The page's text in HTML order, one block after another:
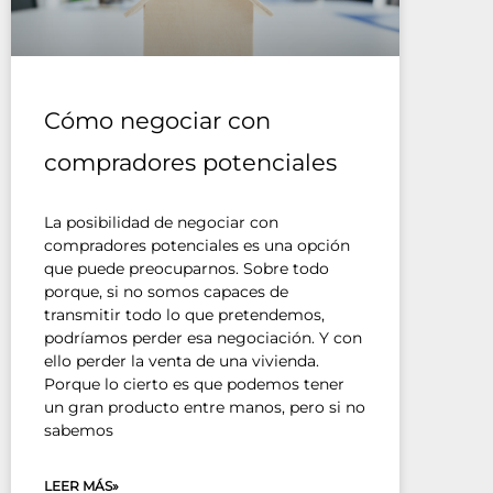
Cómo negociar con
compradores potenciales
La posibilidad de negociar con
compradores potenciales es una opción
que puede preocuparnos. Sobre todo
porque, si no somos capaces de
transmitir todo lo que pretendemos,
podríamos perder esa negociación. Y con
ello perder la venta de una vivienda.
Porque lo cierto es que podemos tener
un gran producto entre manos, pero si no
sabemos
LEER MÁS»